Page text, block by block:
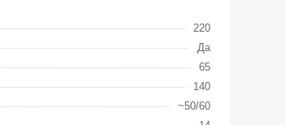
220
Да
65
140
~50/60